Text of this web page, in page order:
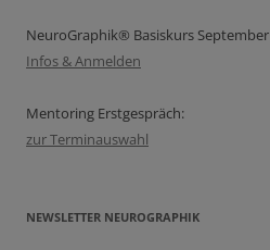
NeuroGraphik® Basiskurs September
Infos & Anmelden
Mentoring Erstgespräch:
zur Terminauswahl
NEWSLETTER NEUROGRAPHIK